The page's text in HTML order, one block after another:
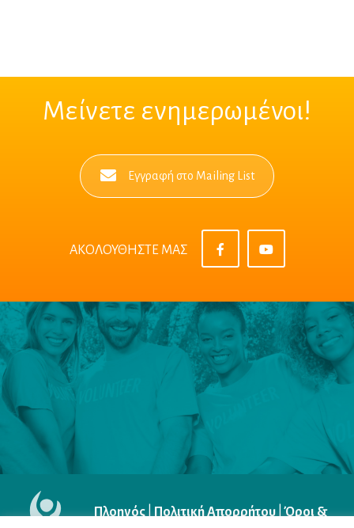
Μείνετε ενημερωμένοι!
Εγγραφή στο Mailing List
ΑΚΟΛΟΥΘΗΣΤΕ ΜΑΣ
Πλοηγός|Πολιτική Απορρήτου|Όροι &